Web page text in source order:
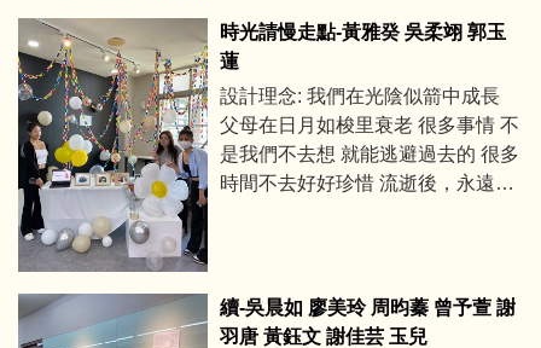
時光請慢走點-黃雅癸 吳柔翊 郭玉
蓮
設計理念: 我們在光陰似箭中成長
父母在日月如梭里衰老 很多事情 不
是我們不去想 就能逃避過去的 很多
時間不去好好珍惜 流逝後，永遠無
續-吳晨如 廖美玲 周昀蓁 曾予萱 謝
羽唐 黃鈺文 謝佳芸 玉兒